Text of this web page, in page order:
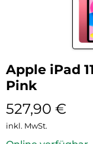
Apple iPad
Pink
527,90 €
inkl. MwSt.